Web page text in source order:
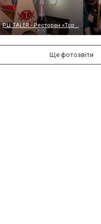
РЦ TALER - Ресторан «Тор...
Ще фотозвіти